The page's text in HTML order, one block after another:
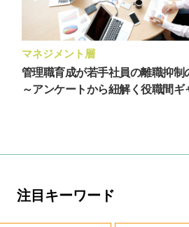
マネジメント層
管理職育成が若手社員の離職抑制
～アンケートから紐解く役職間ギ
注目キーワード